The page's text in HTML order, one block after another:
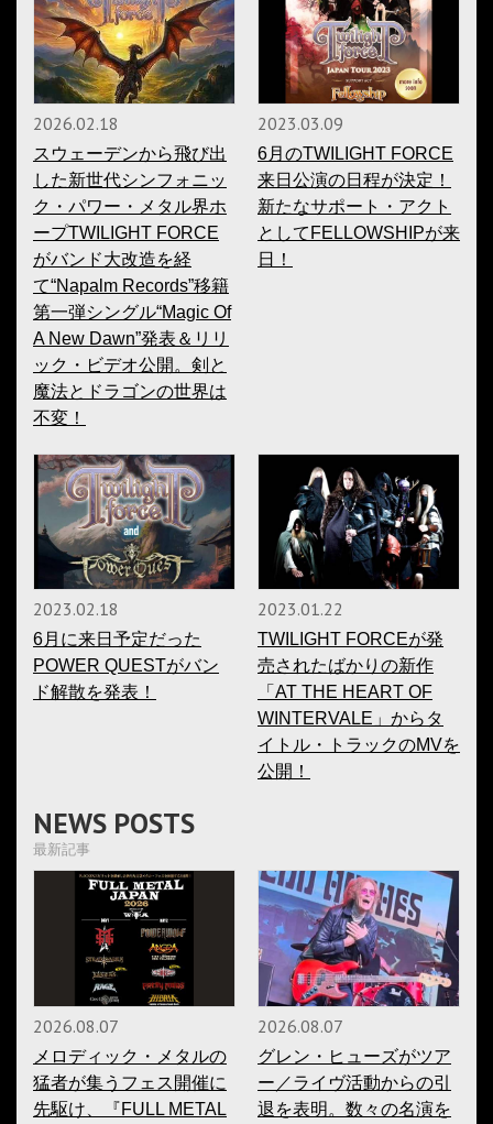
2026.02.18
スウェーデンから飛び出
した新世代シンフォニッ
ク・パワー・メタル界ホ
ープTWILIGHT FORCE
がバンド大改造を経
て“Napalm Records”移籍
第一弾シングル“Magic Of
A New Dawn”発表＆リリ
ック・ビデオ公開。剣と
魔法とドラゴンの世界は
不変！
2023.03.09
6月のTWILIGHT FORCE
来日公演の日程が決定！
新たなサポート・アクト
としてFELLOWSHIPが来
日！
2023.02.18
6月に来日予定だった
POWER QUESTがバン
ド解散を発表！
2023.01.22
TWILIGHT FORCEが発
売されたばかりの新作
「AT THE HEART OF
WINTERVALE」からタ
イトル・トラックのMVを
公開！
NEWS POSTS
最新記事
2026.08.07
メロディック・メタルの
猛者が集うフェス開催に
先駆け、『FULL METAL
2026.08.07
グレン・ヒューズがツア
ー／ライヴ活動からの引
退を表明。数々の名演を